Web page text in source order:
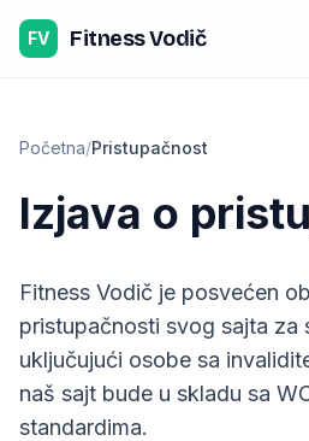
Preskoči na sadržaj
FV Fitness Vodič
Početna/Pristupačnost
Izjava o
Fitness Vodič je posvećen
pristupačnosti svog sajta za
uključujući osobe sa
naš sajt bude u skladu sa
standardima.